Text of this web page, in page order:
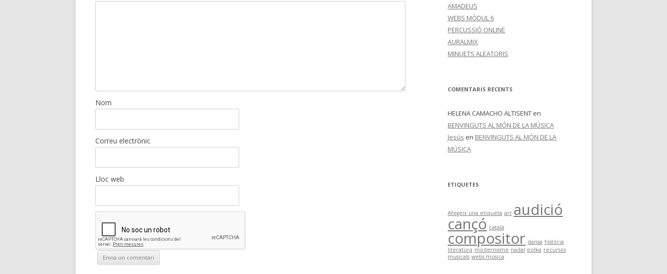
Nom
Correu electrònic
Lloc web
E
M
AMADEUS
WEBS MÒDUL 6
PERCUSSIÓ ONLINE
AURALMIX
MINUETS ALEATORIS
COMENTARIS RECENTS
HELENA CAMACHO ALTISENT en
BENVINGUTS AL MÓN DE LA MÚSICA
Jesús en BENVINGUTS AL MÓN DE LA
MÚSICA
ETIQUETES
Afegeix una etiqueta art audició
cançó català
compositor dansa història
literatura modernisme nadal polka recursos
musicals webs música